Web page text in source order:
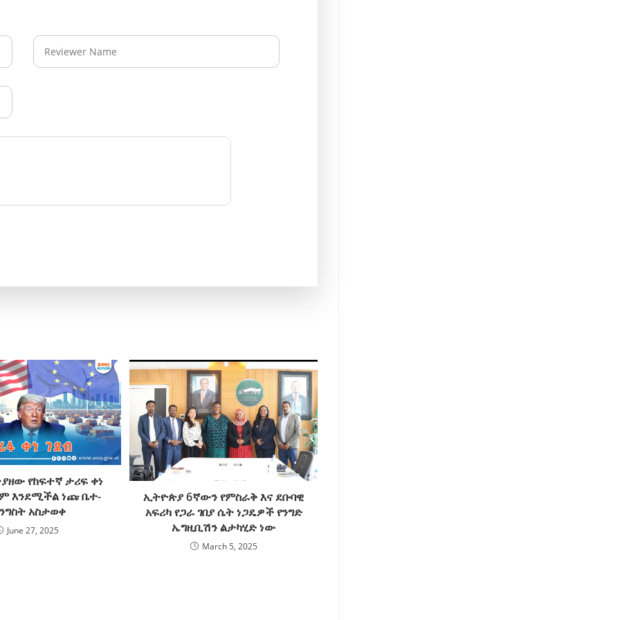
የከፍተኛ ታሪፍ ቀነ
እንደሚችል ነጩ ቤተ-
አስታወቀ
June 27, 2025
ኢትዮጵያ 6ኛውን የምስራቅ እና ደቡባዊ
አፍሪካ የጋራ ገበያ ሴት ነጋዴዎች የንግድ
ኤግዚቢሽን ልታካሂድ ነው
March 5, 2025